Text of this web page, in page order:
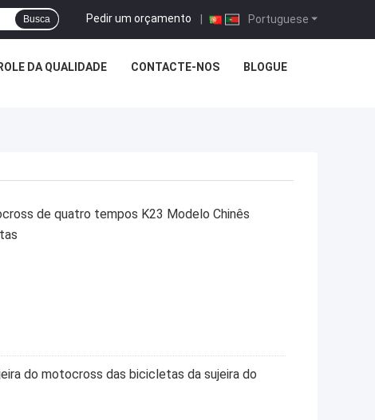
Portuguese
Pedir um orçamento |
Busca
DA QUALIDADE CONTACTE-NOS BLOGUE
de quatro tempos K23 Modelo Chinês
do motocross das bicicletas da sujeira do